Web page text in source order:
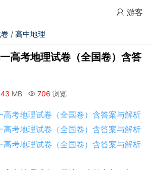
游客
/ 高中地理
高考地理试卷（全国卷）含答
MB 706 浏览